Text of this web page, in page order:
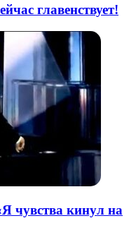
главенствует!
чувства кинул на